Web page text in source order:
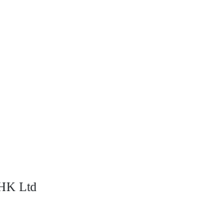
Ltd